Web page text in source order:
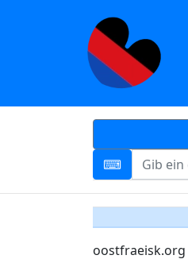
oostfraeisk.org